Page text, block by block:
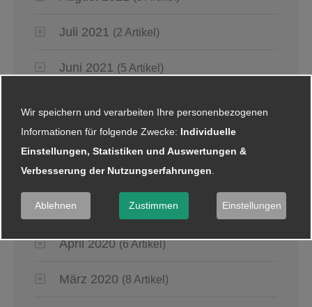
Juli 2021 (2 Artikel)
Juni 2021 (5 Artikel)
2020
Juli 2020 (1 Artikel)
Juni 2020 (4 Artikel)
Mai 2020 (6 Artikel)
April 2020 (6 Artikel)
März 2020 (8 Artikel)
Wir speichern und verarbeiten Ihre personenbezogenen
Informationen für folgende Zwecke: Individuelle
Einstellungen, Statistiken und Auswertungen &
Verbesserung der Nutzungserfahrungen
Ablehnen Zustimmen Einstellungen